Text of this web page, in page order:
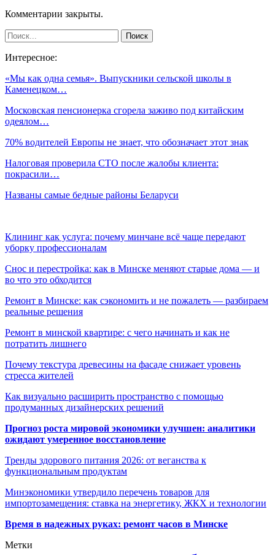
Комментарии закрыты.
Интересное:
«Мы как одна семья». Выпускники сельской школы в
Каменецком…
Московская пенсионерка сгорела заживо под китайским
одеялом…
70% водителей Европы не знает, что обозначает этот знак
Налоговая проверила СТО после жалобы клиента:
покрасили…
Названы самые бедные районы Беларуси
Клининг как услуга: почему минчане всё чаще передают
уборку профессионалам
Снос и перестройка: как в Минске меняют старые дома — и
во что это обходится
Ремонт в Минске: как сэкономить и не пожалеть — разбираем
реальные решения
Ремонт в минской квартире: с чего начинать и как не
потратить лишнего
Почему текстура древесины на фасаде снижает уровень
стресса жителей
Как визуально расширить пространство с помощью
продуманных дизайнерских решений
Прогноз роста мировой экономики улучшен: аналитики
ожидают умеренное восстановление
Тренды здорового питания 2026: от веганства к
функциональным продуктам
Минэкономики утвердило перечень товаров для
импортозамещения: ставка на энергетику, ЖКХ и технологии
Время в надежных руках: ремонт часов в Минске
Метки